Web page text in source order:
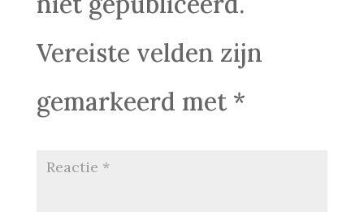
Vereiste velden zijn
gemarkeerd met *